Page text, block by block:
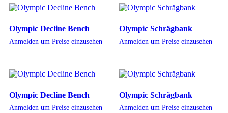
Olympic Decline Bench
Anmelden um Preise einzusehen
Olympic Schrägbank
Anmelden um Preise einzusehen
Olympic Decline Bench
Anmelden um Preise einzusehen
Olympic Schrägbank
Anmelden um Preise einzusehen